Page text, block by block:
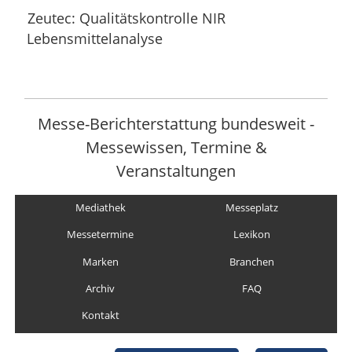
Zeutec: Qualitätskontrolle NIR
Lebensmittelanalyse
Messe-Berichterstattung bundesweit -
Messewissen, Termine &
Veranstaltungen
Mediathek
Messeplatz
Messetermine
Lexikon
Marken
Branchen
Archiv
FAQ
Kontakt